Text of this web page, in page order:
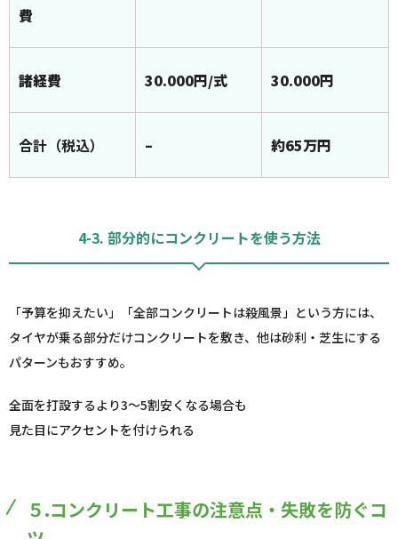
費
諸経費 30.000円/式 30.000円
合計（税込） – 約65万円
4-3. 部分的にコンクリートを使う方法
「予算を抑えたい」「全部コンクリートは殺風景」という方には、
タイヤが乗る部分だけコンクリートを敷き、他は砂利・芝生にする
パターンもおすすめ。
全面を打設するより3～5割安くなる場合も
見た目にアクセントを付けられる
５.コンクリート工事の注意点・失敗を防ぐコ